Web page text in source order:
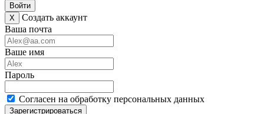
Войти
X
Создать аккаунт
Ваша почта
Ваше имя
Пароль
Согласен на обработку персональных данных
Зарегистрироваться